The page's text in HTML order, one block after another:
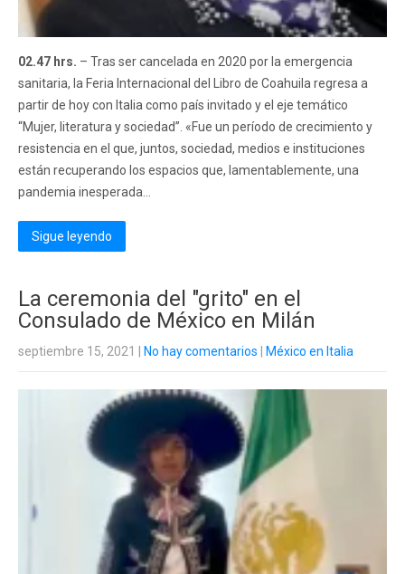
02.47 hrs. – Tras ser cancelada en 2020 por la emergencia
sanitaria, la Feria Internacional del Libro de Coahuila regresa a
partir de hoy con Italia como país invitado y el eje temático
“Mujer, literatura y sociedad”. «Fue un período de crecimiento y
resistencia en el que, juntos, sociedad, medios e instituciones
están recuperando los espacios que, lamentablemente, una
pandemia inesperada...
Sigue leyendo
La ceremonia del "grito" en el
Consulado de México en Milán
septiembre 15, 2021 No hay comentarios México en Italia